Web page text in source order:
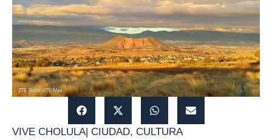
VIVE CHOLULA| CIUDAD, CULTURA